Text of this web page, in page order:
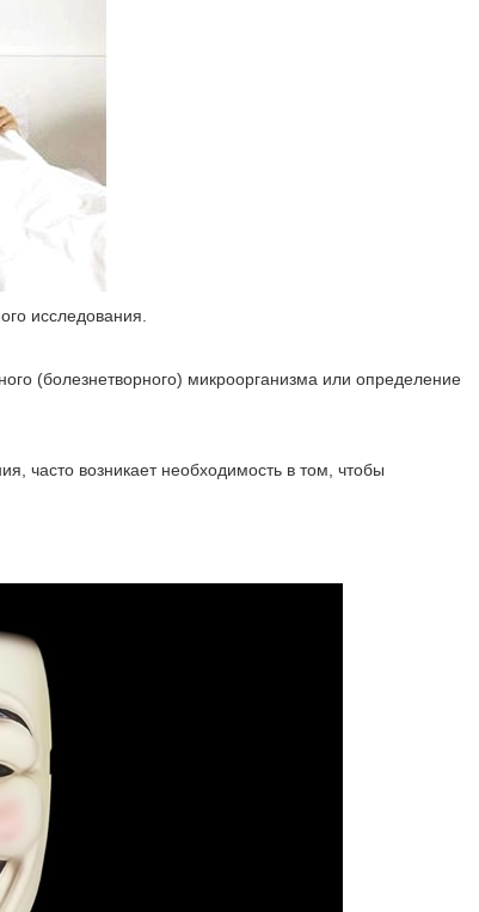
исследования.
(болезнетворного) микроорганизма или определение
часто возникает необходимость в том, чтобы